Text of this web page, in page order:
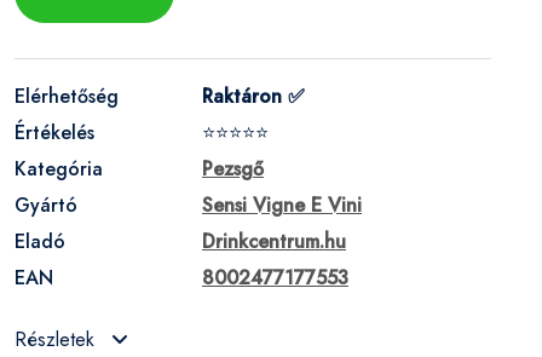
Elérhetőség
Raktáron ✅
Értékelés
⭐⭐⭐⭐⭐
Kategória
Pezsgő
Gyártó
Sensi Vigne E Vini
Eladó
Drinkcentrum.hu
EAN
8002477177553
Részletek